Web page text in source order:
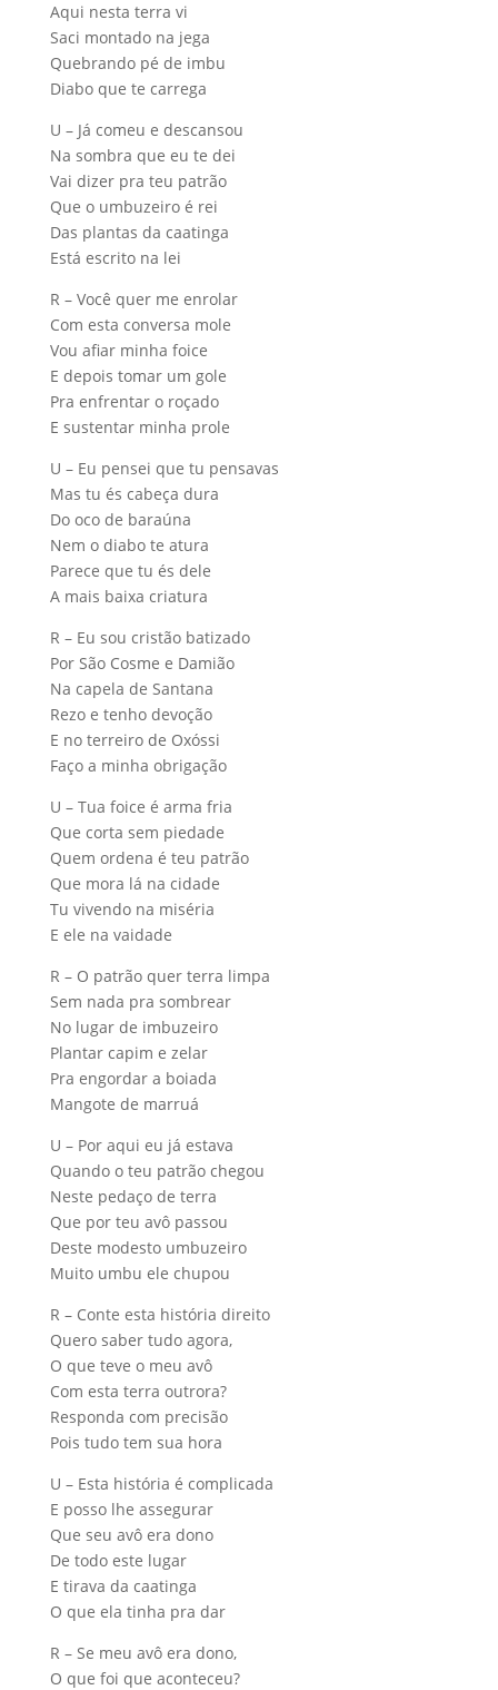
Aqui nesta terra vi
Saci montado na jega
Quebrando pé de imbu
Diabo que te carrega
U – Já comeu e descansou
Na sombra que eu te dei
Vai dizer pra teu patrão
Que o umbuzeiro é rei
Das plantas da caatinga
Está escrito na lei
R – Você quer me enrolar
Com esta conversa mole
Vou afiar minha foice
E depois tomar um gole
Pra enfrentar o roçado
E sustentar minha prole
U – Eu pensei que tu pensavas
Mas tu és cabeça dura
Do oco de baraúna
Nem o diabo te atura
Parece que tu és dele
A mais baixa criatura
R – Eu sou cristão batizado
Por São Cosme e Damião
Na capela de Santana
Rezo e tenho devoção
E no terreiro de Oxóssi
Faço a minha obrigação
U – Tua foice é arma fria
Que corta sem piedade
Quem ordena é teu patrão
Que mora lá na cidade
Tu vivendo na miséria
E ele na vaidade
R – O patrão quer terra limpa
Sem nada pra sombrear
No lugar de imbuzeiro
Plantar capim e zelar
Pra engordar a boiada
Mangote de marruá
U – Por aqui eu já estava
Quando o teu patrão chegou
Neste pedaço de terra
Que por teu avô passou
Deste modesto umbuzeiro
Muito umbu ele chupou
R – Conte esta história direito
Quero saber tudo agora,
O que teve o meu avô
Com esta terra outrora?
Responda com precisão
Pois tudo tem sua hora
U – Esta história é complicada
E posso lhe assegurar
Que seu avô era dono
De todo este lugar
E tirava da caatinga
O que ela tinha pra dar
R – Se meu avô era dono,
O que foi que aconteceu?